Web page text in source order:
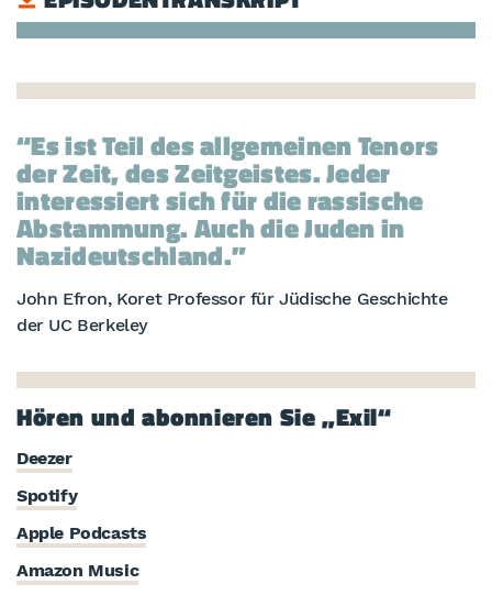
Es ist Teil des allgemeinen Tenors
der Zeit, des Zeitgeistes. Jeder
interessiert sich für die rassische
Abstammung. Auch die Juden in
Nazideutschland.
John Efron, Koret Professor für Jüdische Geschichte
der UC Berkeley
Hören und abonnieren Sie „Exil“
Deezer
Spotify
Apple Podcasts
Amazon Music